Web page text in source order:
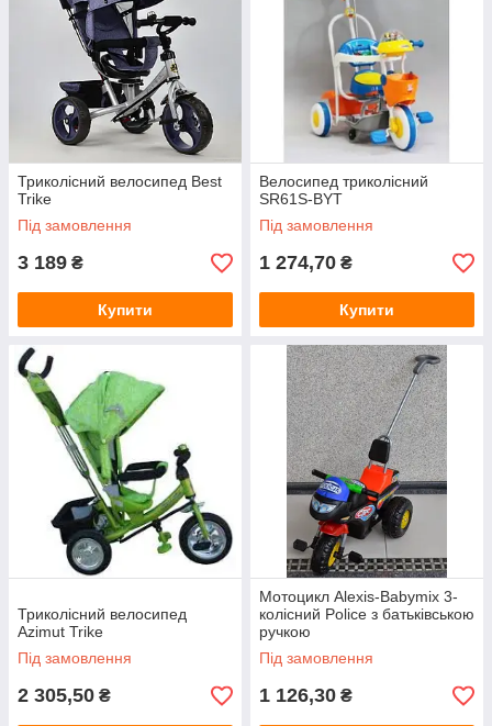
Триколісний велосипед Best
Trike
Під замовлення
3 189 ₴
Купити
Велосипед триколісний
SR61S-BYT
Під замовлення
1 274,70 ₴
Купити
Триколісний велосипед
Azimut Trike
Під замовлення
2 305,50 ₴
Мотоцикл Alexis-Babymix 3-
колісний Police з батьківською
ручкою
Під замовлення
1 126,30 ₴